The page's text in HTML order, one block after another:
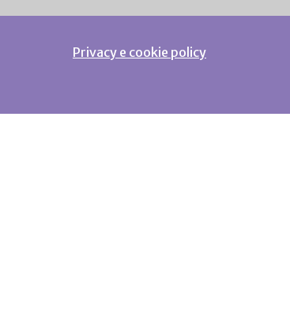
Privacy e cookie policy